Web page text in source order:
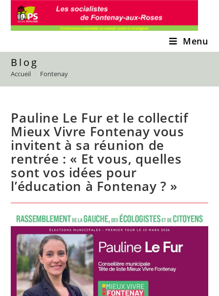
Skip
content
Menu
Blog
Accueil Fontenay
Pauline Le Fur et le collectif
Mieux Vivre Fontenay vous
invitent à sa réunion de
rentrée : « Et vous, quelles
sont vos idées pour
l’éducation à Fontenay ? »